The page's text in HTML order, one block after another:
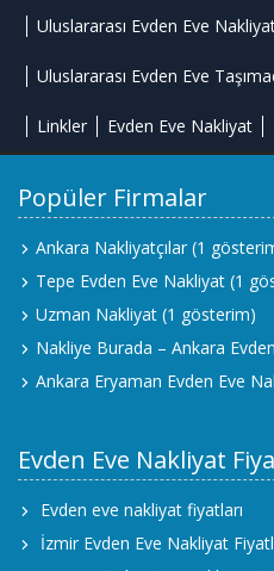
Uluslararası Evden Eve
Uluslararası Evden Eve
Linkler Evden Eve Nakliyat
Popüler Firmalar
Ankara Nakliyatçılar (1
Tepe Evden Eve Nakliyat (1
Uzman Nakliyat (1 gösterim)
Nakliye Burada – Ankara
Ankara Eryaman Evden Eve
Evden Eve Nakliyat
Evden eve nakliyat fiyatları
İzmir Evden Eve Nakliyat